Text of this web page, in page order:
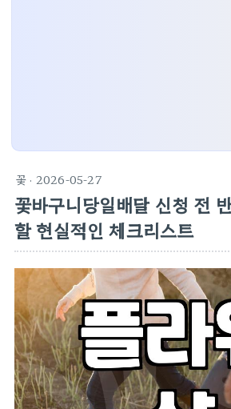
꽃 · 2026-05-27
꽃바구니당일배달 신청 전
할 현실적인 체크리스트